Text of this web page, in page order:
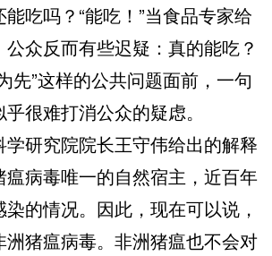
吃吗？“能吃！”当食品专家给
众反而有些迟疑：真的能吃？
”这样的公共问题面前，一句
很难打消公众的疑虑。
研究院院长王守伟给出的解释
瘟病毒唯一的自然宿主，近百年
的情况。因此，现在可以说，
洲猪瘟病毒。非洲猪瘟也不会对